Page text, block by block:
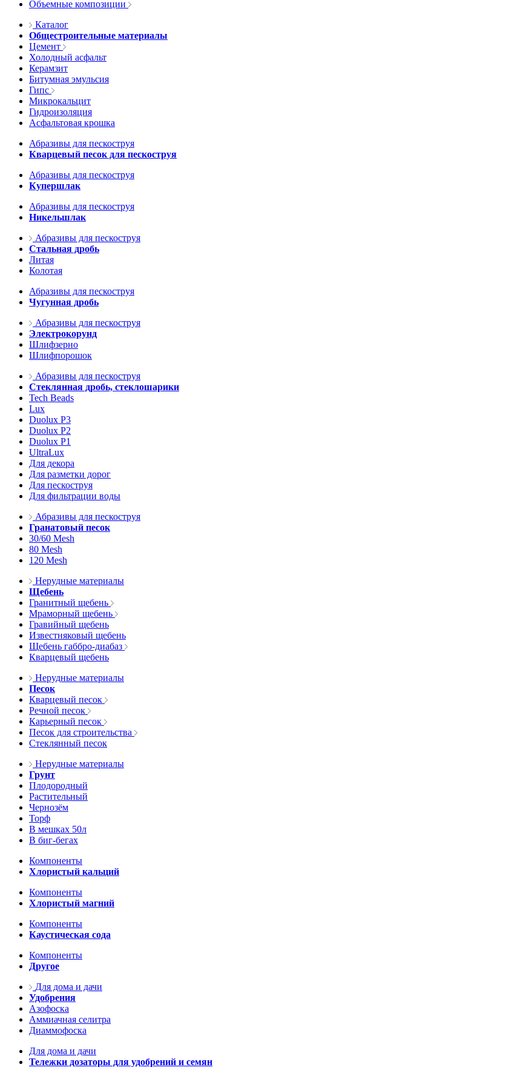
Объемные композиции
Каталог
Общестроительные материалы
Цемент
Холодный асфальт
Керамзит
Битумная эмульсия
Гипс
Микрокальцит
Гидроизоляция
Асфальтовая крошка
Абразивы для пескоструя
Кварцевый песок для пескоструя
Абразивы для пескоструя
Купершлак
Абразивы для пескоструя
Никельшлак
Абразивы для пескоструя
Стальная дробь
Литая
Колотая
Абразивы для пескоструя
Чугунная дробь
Абразивы для пескоструя
Электрокорунд
Шлифзерно
Шлифпорошок
Абразивы для пескоструя
Стеклянная дробь, стеклошарики
Tech Beads
Lux
Duolux P3
Duolux P2
Duolux P1
UltraLux
Для декора
Для разметки дорог
Для пескоструя
Для фильтрации воды
Абразивы для пескоструя
Гранатовый песок
30/60 Mesh
80 Mesh
120 Mesh
Нерудные материалы
Щебень
Гранитный щебень
Мраморный щебень
Гравийный щебень
Известняковый щебень
Щебень габбро-диабаз
Кварцевый щебень
Нерудные материалы
Песок
Кварцевый песок
Речной песок
Карьерный песок
Песок для строительства
Стеклянный песок
Нерудные материалы
Грунт
Плодородный
Растительный
Чернозём
Торф
В мешках 50л
В биг-бегах
Компоненты
Хлористый кальций
Компоненты
Хлористый магний
Компоненты
Каустическая сода
Компоненты
Другое
Для дома и дачи
Удобрения
Азофоска
Аммиачная селитра
Диаммофоска
Для дома и дачи
Тележки дозаторы для удобрений и семян